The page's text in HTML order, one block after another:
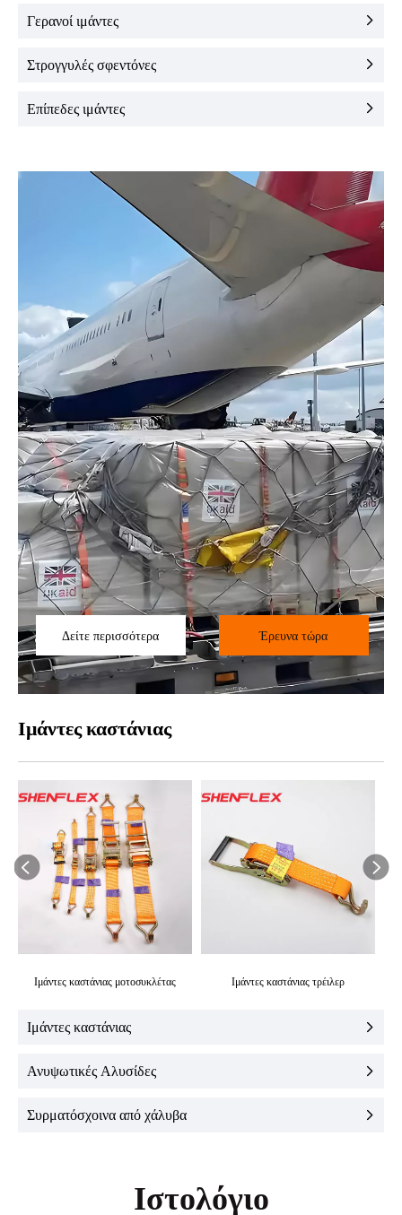
Γερανοί ιμάντες
Στρογγυλές σφεντόνες
Επίπεδες ιμάντες
Δείτε περισσότερα Έρευνα τώρα
Ιμάντες καστάνιας
Ανυψωτικές Αλυσίδες
Συρματόσχοινα από χάλυβα
Ιμάντες καστάνιας
Ιμάντες καστάνιας μοτοσυκλέτας Ιμάντες καστάνιας τρέιλερ
Ιστολόγιο